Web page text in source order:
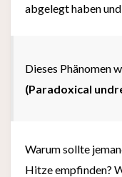
abgelegt haben
Dieses Phänomen
(Paradoxical
Warum sollte
Hitze empfinden?